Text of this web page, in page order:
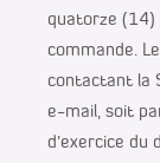
quatorze (14)
commande.
contactant la
e-mail, soit
d’exercice